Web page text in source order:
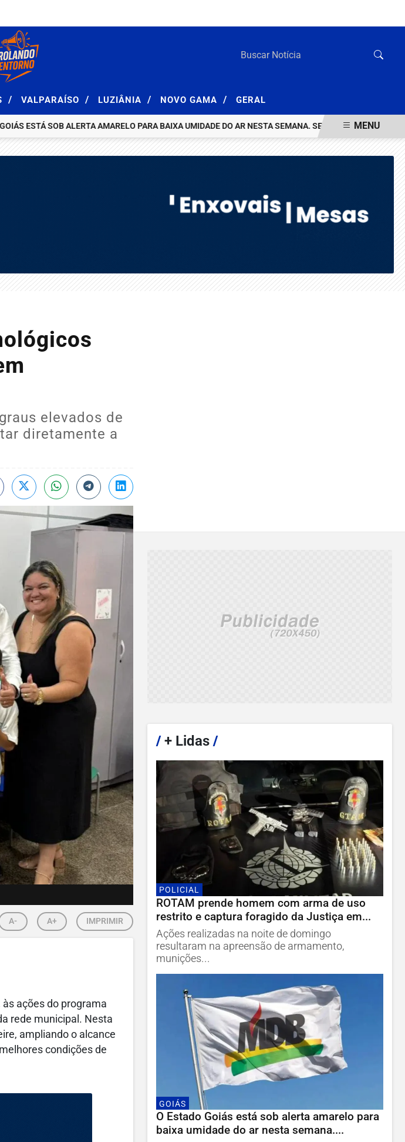
/ VALPARAÍSO / LUZIÂNIA / NOVO GAMA / GERAL
ESTÁ SOB ALERTA AMARELO PARA BAIXA UMIDADE DO AR NESTA SEMANA. SEGUNDO O INSTITUTO
MENU
elevados de
diretamente a
A- A+ IMPRIMIR
ações do programa
rede municipal. Nesta
ampliando o alcance
condições de
/+ Lidas /
POLICIAL
ROTAM prende homem com arma de uso
restrito e captura foragido da Justiça em...
Ações realizadas na noite de domingo
resultaram na apreensão de armamento,
munições...
GOIÁS
O Estado Goiás está sob alerta amarelo para
baixa umidade do ar nesta semana....